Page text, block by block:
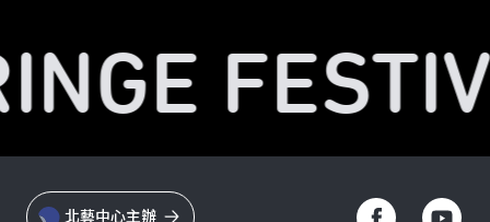
北藝中心主辦